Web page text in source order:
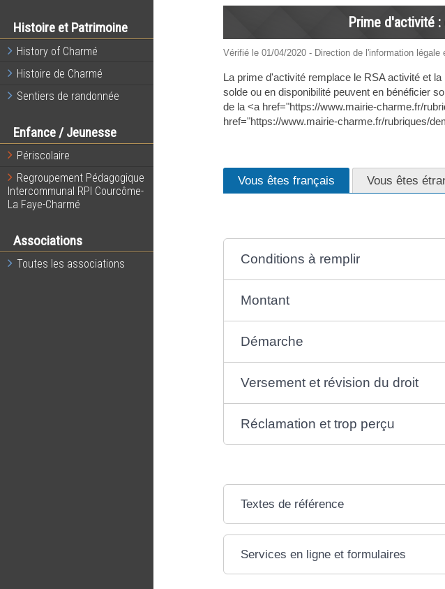
Histoire et Patrimoine
History of Charmé
Histoire de Charmé
Sentiers de randonnée
Enfance / Jeunesse
Périscolaire
Regroupement Pédagogique
Intercommunal RPI Courcôme-
La Faye-Charmé
Associations
Toutes les associations
Prime d'activité :
Vérifié le 01/04/2020 - Direction de l'information
La prime d'activité remplace le RSA activité et
solde ou en disponibilité peuvent en bénéficier
de la <a href="https://www.mairie-charme.fr/
href="https://www.mairie-charme.fr/rubriques/
Vous êtes français Vous êtes
Conditions à remplir
Montant
Démarche
Versement et révision du droit
Réclamation et trop perçu
Textes de référence
Services en ligne et formulaires